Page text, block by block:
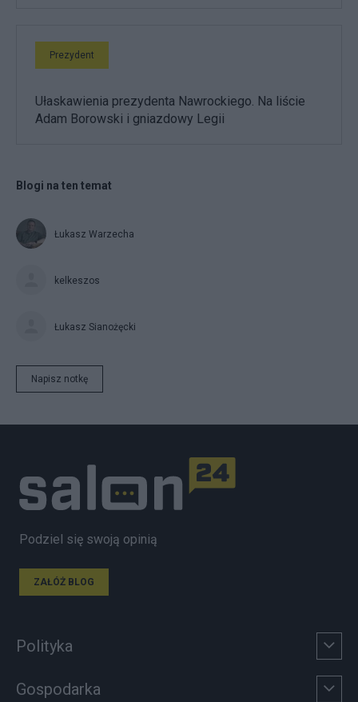
Prezydent
Ułaskawienia prezydenta Nawrockiego. Na liście
Adam Borowski i gniazdowy Legii
Blogi na ten temat
Łukasz Warzecha
kelkeszos
Łukasz Sianożęcki
Napisz notkę
Podziel się swoją opinią
ZAŁÓŻ BLOG
Polityka
Gospodarka